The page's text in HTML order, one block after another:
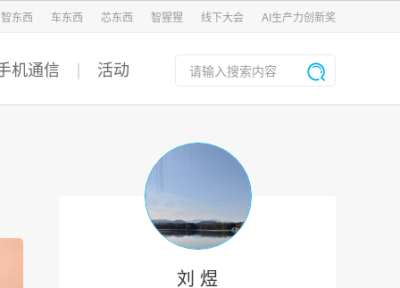
智东西 车东西 芯东西 智猩猩 线下大会 AI生产力创新奖
机通信 活动
刘 煜